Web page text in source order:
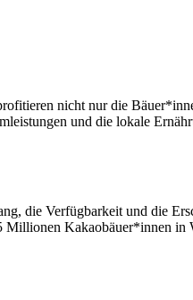
nicht nur die
und die lokale
die Verfügbarkeit und die
Kakaobäuer*innen